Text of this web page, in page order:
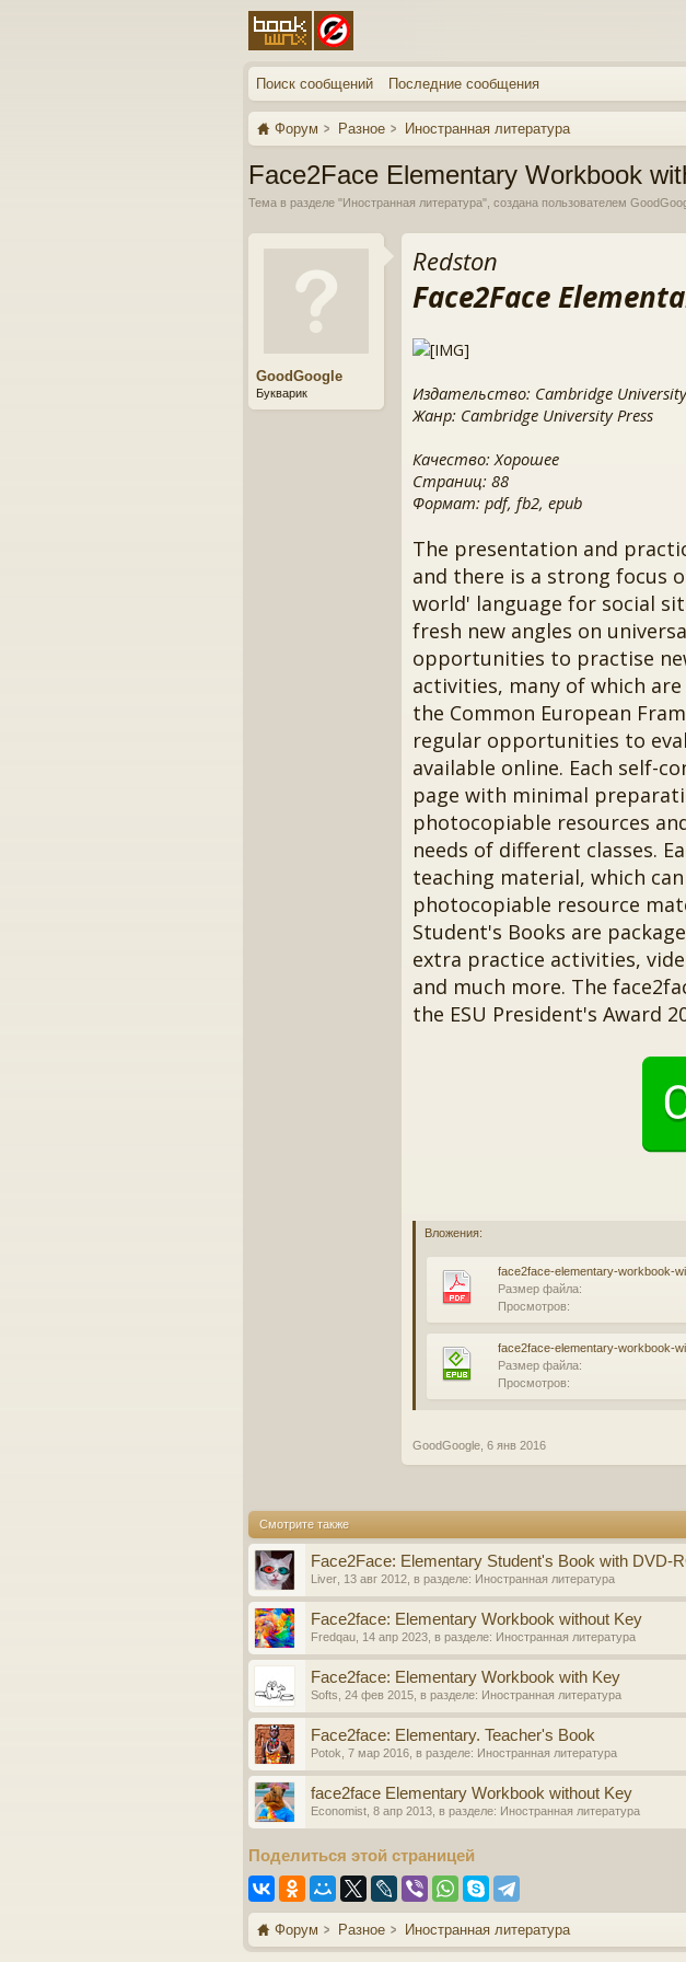
Поиск сообщений Последние сообщения
Форум Разное Иностранная литература
Face2Face Elementary Workbook
Тема в разделе "Иностранная литература", создана пользователем
GoodGoogle
Букварик
Redston
Face2Face
Издательство: Cambridge
Жанр: Cambridge University Press
Качество: Хорошее
Страниц: 88
Формат: pdf, fb2, epub
The presentation and
and there is a strong focus
world' language for social
fresh new angles on
opportunities to practise
activities, many of which
the Common European
regular opportunities to
available online. Each self-
page with minimal
photocopiable resources
needs of different classes.
teaching material, which
photocopiable resource
Student's Books are
extra practice activities,
and much more. The
the ESU President's Award
Вложения:
face2face-elementary-workbook-
Размер файла:
Просмотров:
Размер файла:
Просмотров:
GoodGoogle 6 янв 2016
Смотрите также
Face2Face: Elementary Student's Book with DVD-
Liver 13 авг 2012 , в разделе: Иностранная литература
Face2face: Elementary Workbook without Key
Fredqau 14 апр 2023 , в разделе: Иностранная литература
Face2face: Elementary Workbook with Key
Softs 24 фев 2015 , в разделе: Иностранная литература
Face2face: Elementary. Teacher's Book
Potok 7 мар 2016 , в разделе: Иностранная литература
face2face Elementary Workbook without Key
Economist 8 апр 2013 , в разделе: Иностранная литература
Поделиться этой страницей
Форум Разное Иностранная литература